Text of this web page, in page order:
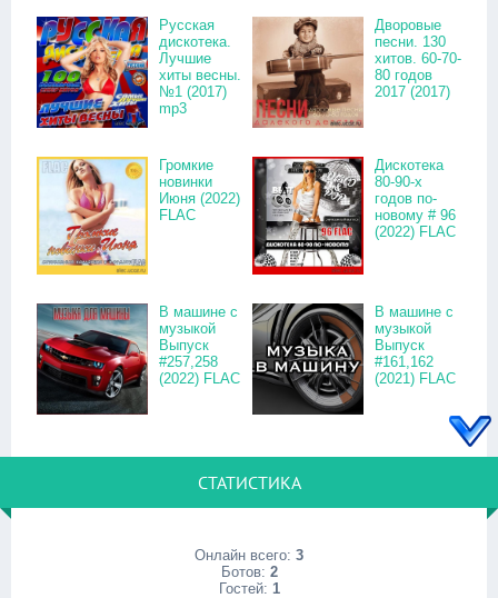
Русская
дискотека.
Лучшие
хиты весны.
№1 (2017)
mp3
Дворовые
песни. 130
хитов. 60-70-
80 годов
2017 (2017)
Громкие
новинки
Июня (2022)
FLAC
Дискотека
80-90-х
годов по-
новому # 96
(2022) FLAC
В машине с
музыкой
Выпуск
#257,258
(2022) FLAC
В машине с
музыкой
Выпуск
#161,162
(2021) FLAC
СТАТИСТИКА
Онлайн всего: 3
Ботов: 2
Гостей: 1